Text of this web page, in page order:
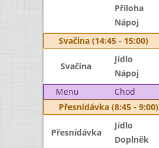
Příloha
Nápoj
Svačina (14:45 - 15:00)
Svačina
Jídlo
Nápoj
Menu
Chod
Přesnídávka (8:45 - 9:00)
Přesnídávka
Jídlo
Doplněk